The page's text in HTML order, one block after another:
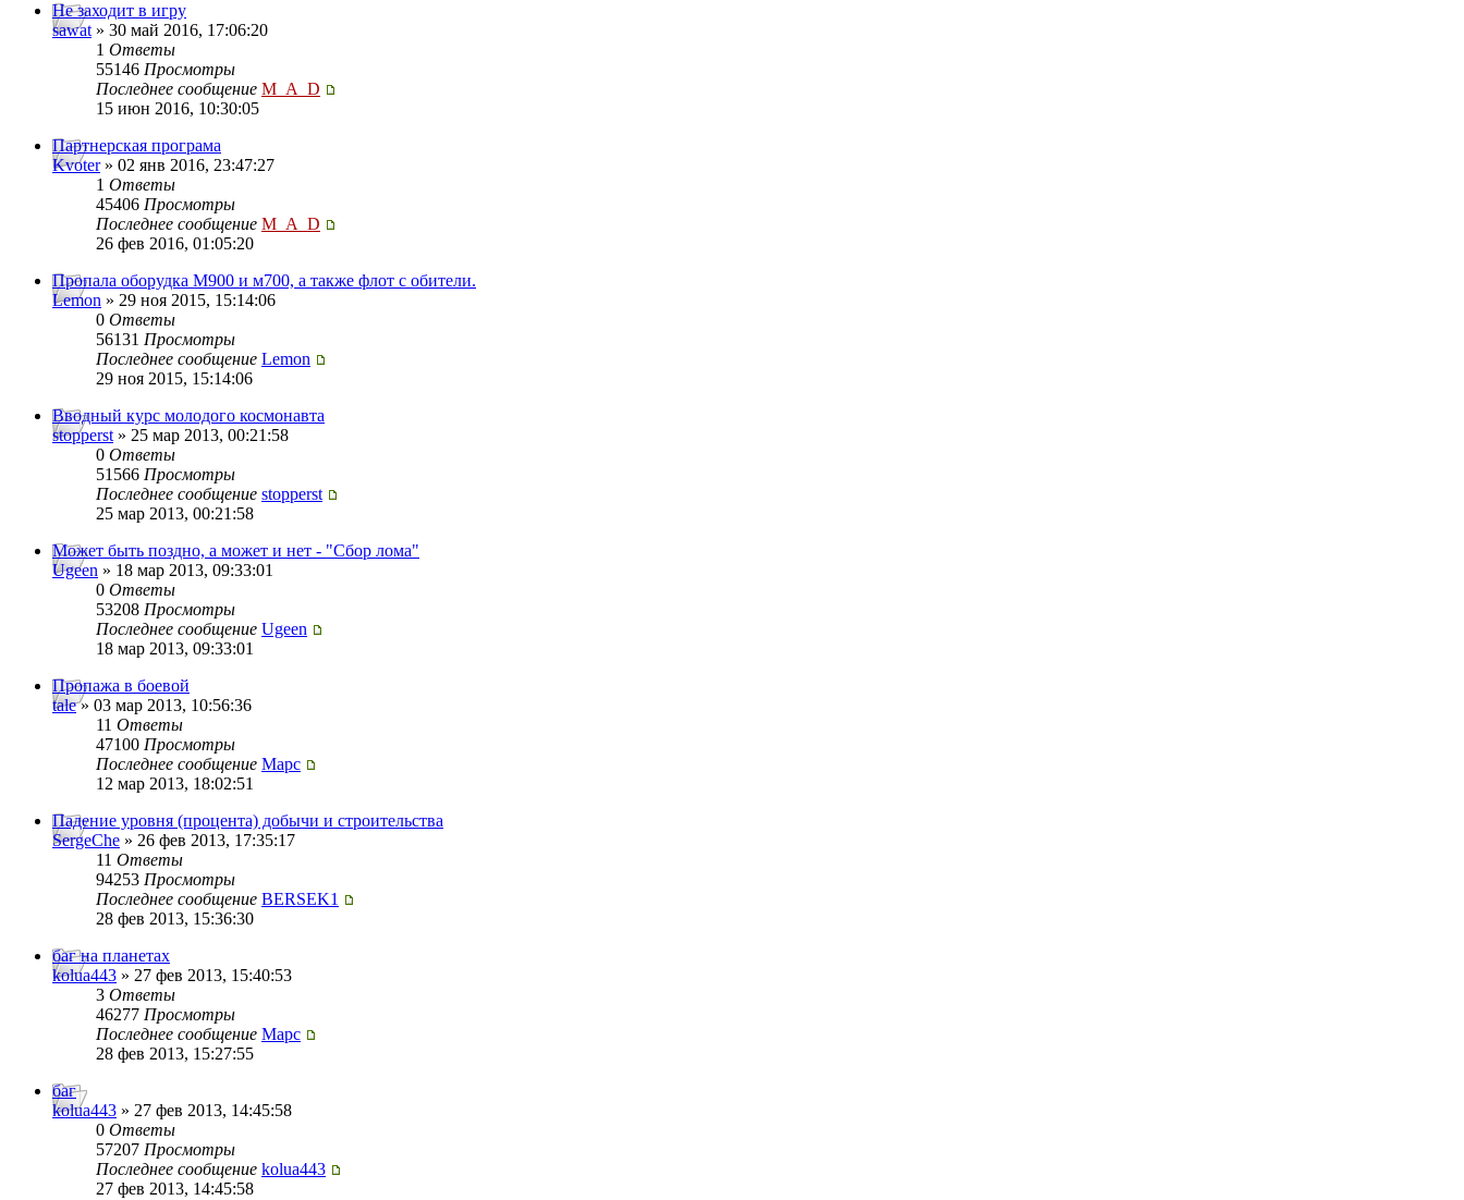
Не заходит в игру
sawat » 30 май 2016, 17:06:20
1 Ответы
55146 Просмотры
Последнее сообщение M_A_D
15 июн 2016, 10:30:05
Партнерская програма
Kvoter» 02 янв 2016, 23:47:27
1 Ответы
45406 Просмотры
Последнее сообщение M_A_D
26 фев 2016, 01:05:20
Пропала оборудка М900 и м700, а также флот с обители.
Lemon » 29 ноя 2015, 15:14:06
0 Ответы
56131 Просмотры
Последнее сообщение Lemon
29 ноя 2015, 15:14:06
Вводный курс молодого космонавта
stopperst » 25 мар 2013, 00:21:58
0 Ответы
51566 Просмотры
Последнее сообщение stopperst
25 мар 2013, 00:21:58
Может быть поздно, а может и нет - "Сбор лома"
Ugeen » 18 мар 2013, 09:33:01
0 Ответы
53208 Просмотры
Последнее сообщение Ugeen
18 мар 2013, 09:33:01
Пропажа в боевой
tale» 03 мар 2013, 10:56:36
11 Ответы
47100 Просмотры
Последнее сообщение Mapc
12 мар 2013, 18:02:51
Падение уровня (процента) добычи и строительства
SergeChe » 26 фев 2013, 17:35:17
11 Ответы
94253 Просмотры
Последнее сообщение BERSEK1
28 фев 2013, 15:36:30
баг на планетах
kolua443 » 27 фев 2013, 15:40:53
3 Ответы
46277 Просмотры
Последнее сообщение Mapc
28 фев 2013, 15:27:55
баг
kolua443 » 27 фев 2013, 14:45:58
0 Ответы
57207 Просмотры
Последнее сообщение kolua443
27 фев 2013, 14:45:58